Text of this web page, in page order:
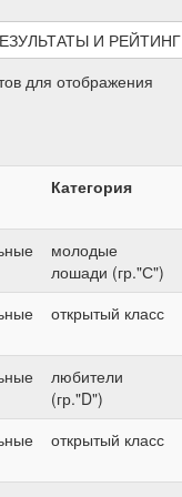
И РЕЙТИНГ
для отображения
Категория
молодые
лошади (гр."С")
открытый класс
любители
(гр."D")
открытый класс